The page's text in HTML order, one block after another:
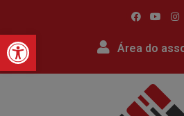
Barra de Área do